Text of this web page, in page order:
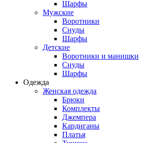
Шарфы
Мужские
Воротники
Снуды
Шарфы
Детские
Воротники и манишки
Снуды
Шарфы
Одежда
Женская одежда
Брюки
Комплекты
Джемпера
Кардиганы
Платья